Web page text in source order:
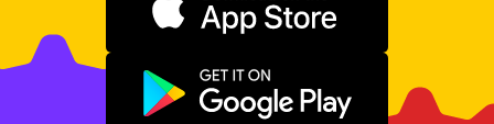
Descargar en App Store
Disponible en Google Play